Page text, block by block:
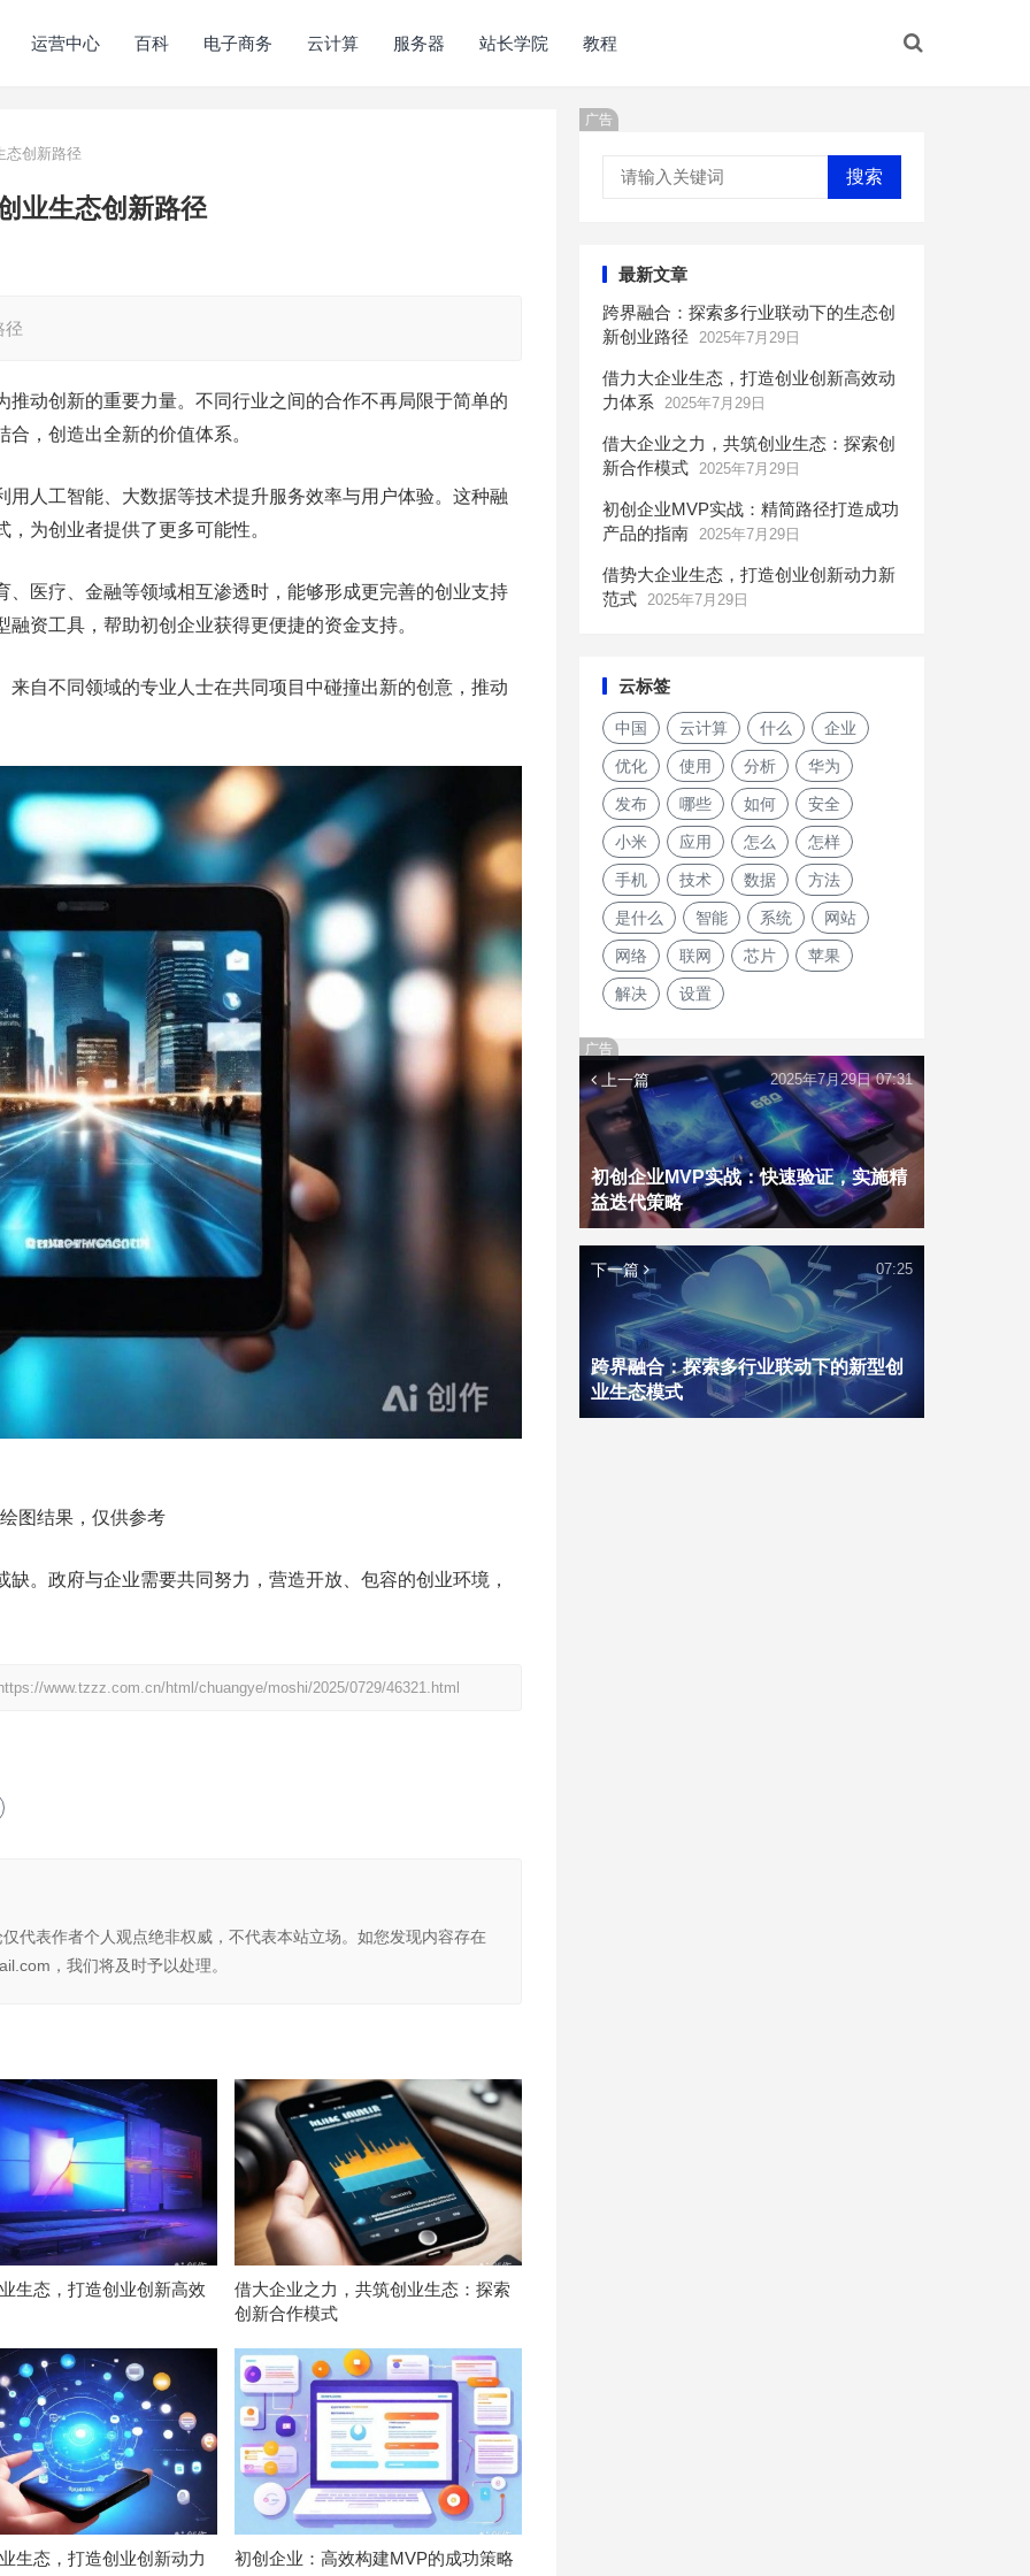
运营中心 百科 电子商务 云计算 服务器 站长学院 教程
态创新路径
业生态创新路径
径
动创新的重要力量。不同行业之间的合作不再局限于简单的
，创造出全新的价值体系。
人工智能、大数据等技术提升服务效率与用户体验。这种融
为创业者提供了更多可能性。
医疗、金融等领域相互渗透时，能够形成更完善的创业支持
资工具，帮助初创企业获得更便捷的资金支持。
自不同领域的专业人士在共同项目中碰撞出新的创意，推动
图结果，仅供参考
。政府与企业需要共同努力，营造开放、包容的创业环境，
www.tzzz.com.cn/html/chuangye/moshi/2025/0729/46321.html
代表作者个人观点绝非权威，不代表本站立场。如您发现内容存在
，我们将及时予以处理。
生态，打造创业创新高效
借大企业之力，共筑创业生态：探索
创新合作模式
生态，打造创业创新动力 初创企业：高效构建MVP的成功策略
广告
搜索
最新文章
跨界融合：探索多行业联动下的生态创
新创业路径
2025年7月29日
借力大企业生态，打造创业创新高效动
力体系
2025年7月29日
借大企业之力，共筑创业生态：探索创
新合作模式 2025年7月29日
初创企业MVP实战：精简路径打造成功
产品的指南 2025年7月29日
借势大企业生态，打造创业创新动力新
范式 2025年7月29日
云标签
中国 云计算 什么 企业
优化 使用 分析 华为
发布 哪些 如何 安全
小米 应用 怎么 怎样
手机 技术 数据 方法
是什么 智能 系统 网站
网络 联网 芯片 苹果
解决 设置
广告
上一篇
初创企业MVP实战：快速验证，实施精
益迭代策略
2025年7月29日 07:31
下一篇
跨界融合：探索多行业联动下的新型创
业生态模式
07:25